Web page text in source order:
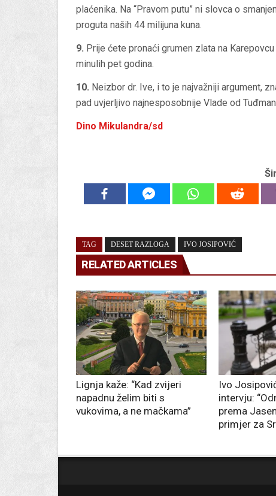
plaćenika. Na “Pravom putu” ni slovca o
proguta naših 44 milijuna kuna.
9. Prije ćete pronaći grumen zlata na
minulih pet godina.
10. Neizbor dr. Ive, i to je najvažniji argument,
pad uvjerljivo najnesposobnije Vlade od
Dino Mikulandra/sd
TAG DESET RAZLOGA IVO JOSIPOVIĆ
RELATED ARTICLES
Lignja kaže: “Kad zvijeri
napadnu želim biti s
vukovima, a ne mačkama”
Ivo
intervju:
prema
primjer za